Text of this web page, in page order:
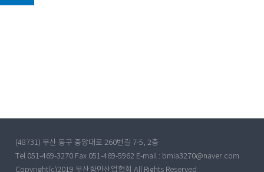
(48731) 부산 동구 중앙대로 260번길 7-5, 2층
Tel 051-469-3270 Fax 051-469-5962 E-mail : bmia3270@naver.com
Copyright(c)2019 부산항만산업협회 All Rights Reserved.